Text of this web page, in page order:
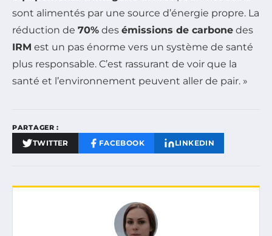
sont alimentés par une source d’énergie propre. La
réduction de 70% des émissions de carbone des
IRM est un pas énorme vers un système de santé
plus responsable. C’est rassurant de voir que la
santé et l’environnement peuvent aller de pair. »
PARTAGER :
TWITTER FACEBOOK LINKEDIN